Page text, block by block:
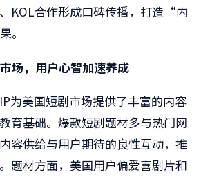
KOL合作形成口碑传播，打造“内
。
场，用户心智加速养成
为美国短剧市场提供了丰富的内容
育基础。爆款短剧题材多与热门网
容供给与用户期待的良性互动，推
题材方面，美国用户偏爱喜剧片和